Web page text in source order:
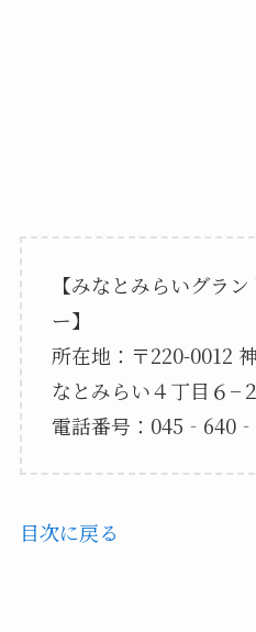
【みなとみらいグラ
ー】
所在地：〒220-0012
なとみらい４丁目６−２
電話番号：
目次に戻る